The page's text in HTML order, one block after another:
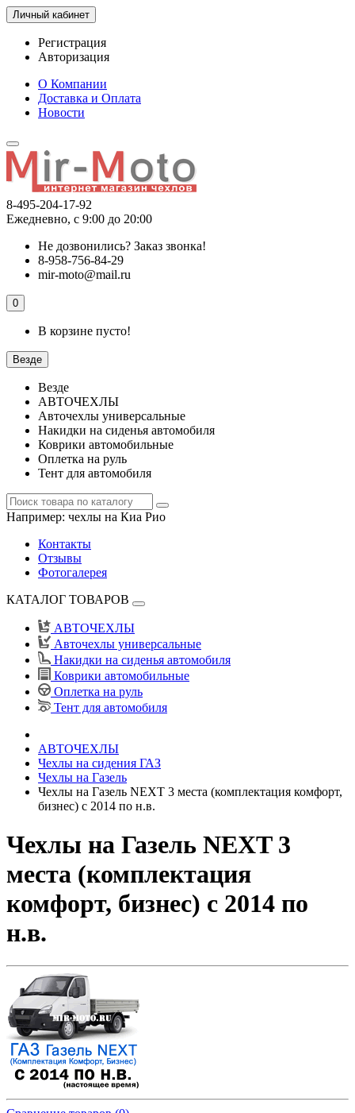
Личный кабинет
Регистрация
Авторизация
О Компании
Доставка и Оплата
Новости
8-495-204-17-92
Ежедневно, с 9:00 до 20:00
Не дозвонились? Заказ звонка!
8-958-756-84-29
mir-moto@mail.ru
0
В корзине пусто!
Везде
Везде
АВТОЧЕХЛЫ
Авточехлы универсальные
Накидки на сиденья автомобиля
Коврики автомобильные
Оплетка на руль
Тент для автомобиля
Например: чехлы на Киа Рио
Контакты
Отзывы
Фотогалерея
КАТАЛОГ ТОВАРОВ
АВТОЧЕХЛЫ
Авточехлы универсальные
Накидки на сиденья автомобиля
Коврики автомобильные
Оплетка на руль
Тент для автомобиля
АВТОЧЕХЛЫ
Чехлы на сидения ГАЗ
Чехлы на Газель
Чехлы на Газель NEXT 3 места (комплектация комфорт,
бизнес) с 2014 по н.в.
Чехлы на Газель NEXT 3
места (комплектация
комфорт, бизнес) с 2014 по
н.в.